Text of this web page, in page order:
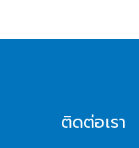
ติดต่อเรา